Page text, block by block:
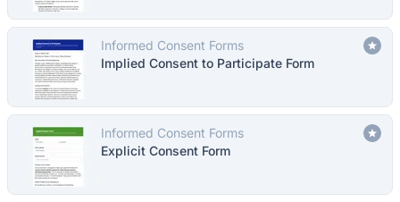
Informed Consent Forms
Implied Consent to Participate Form
Informed Consent Forms
Explicit Consent Form